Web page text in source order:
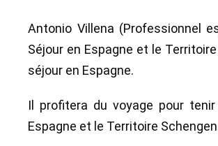
Antonio Villena (Professionnel
Séjour en Espagne et le
séjour en Espagne.
Il profitera du voyage pour
Espagne et le Territoire